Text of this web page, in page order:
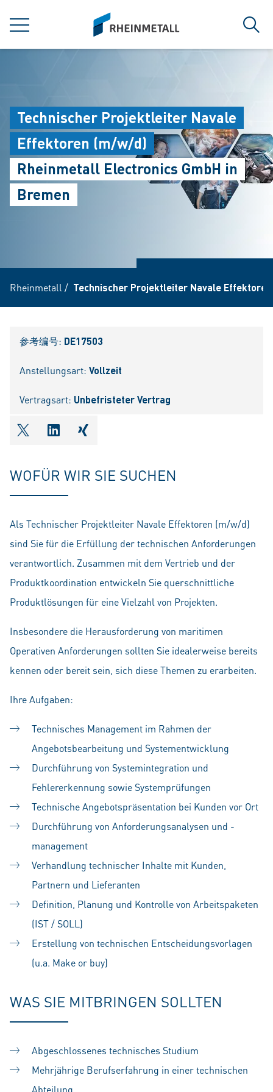
菜单
siteLogo
搜索
Technischer Projektleiter Navale
Effektoren (m/w/d)
Rheinmetall Electronics GmbH in
Bremen
Rheinmetall / Technischer Projektleiter Navale
参考编号: DE17503
Anstellungsart: Vollzeit
Vertragsart: Unbefristeter Vertrag
shareOntwitter
shareOnlinkedIn
shareOnxing
WOFÜR WIR SIE SUCHEN
Als Technischer Projektleiter Navale Effektoren (m/w/d)
sind Sie für die Erfüllung der technischen Anforderungen
verantwortlich. Zusammen mit dem Vertrieb und der
Produktkoordination entwickeln Sie querschnittliche
Produktlösungen für eine Vielzahl von Projekten.
Insbesondere die Herausforderung von maritimen
Operativen Anforderungen sollten Sie idealerweise bereits
kennen oder bereit sein, sich diese Themen zu erarbeiten.
Ihre Aufgaben:
Technisches Management im Rahmen der
Angebotsbearbeitung und Systementwicklung
Durchführung von Systemintegration und
Fehlererkennung sowie Systemprüfungen
Technische Angebotspräsentation bei Kunden vor Ort
Durchführung von Anforderungsanalysen und -
management
Verhandlung technischer Inhalte mit Kunden,
Partnern und Lieferanten
Definition, Planung und Kontrolle von Arbeitspaketen
(IST / SOLL)
Erstellung von technischen Entscheidungsvorlagen
(u.a. Make or buy)
WAS SIE MITBRINGEN SOLLTEN
Abgeschlossenes technisches Studium
Mehrjährige Berufserfahrung in einer technischen
Abteilung